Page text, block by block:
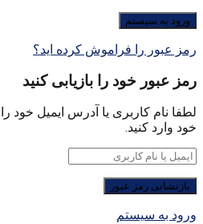
رمز عبور را فراموش کرده اید؟
رمز عبور خود را بازیابی کنید
لطفا نام کاربری یا آدرس ایمیل خود
خود وارد کنید.
ورود به سیستم